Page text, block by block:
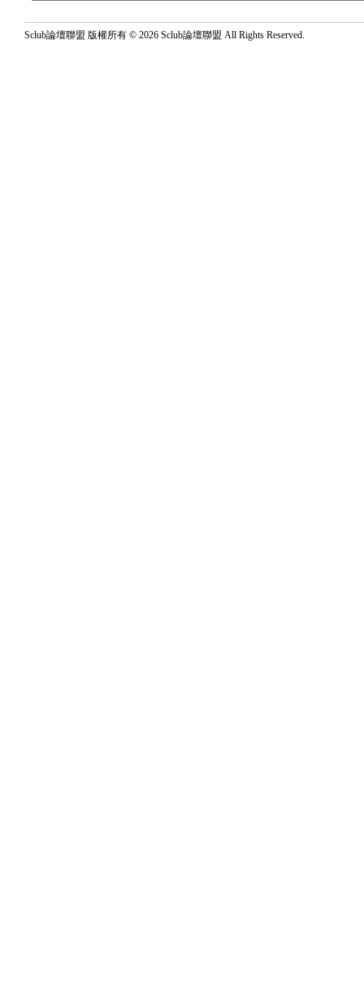
Sclub論壇聯盟 版權所有 © 2026 Sclub論壇聯盟 All Rights Reserved.